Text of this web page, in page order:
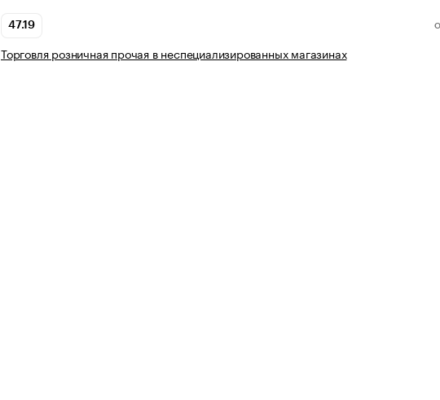
47.19
Торговля розничная прочая в неспециализированных магазинах